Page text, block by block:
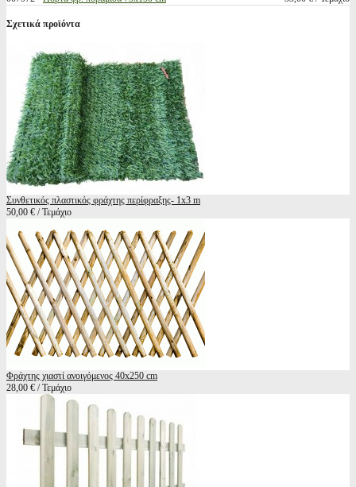
Σχετικά προϊόντα
Συνθετικός πλαστικός φράχτης περίφραξης- 1x3 m
50,00 € / Τεμάχιο
Φράχτης χιαστί ανοιγόμενος 40x250 cm
28,00 € / Τεμάχιο